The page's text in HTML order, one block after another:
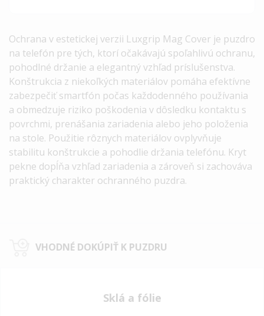
Ochrana v estetickej verzii Luxgrip Mag Cover je puzdro
na telefón pre tých, ktorí očakávajú spoľahlivú ochranu,
pohodlné držanie a elegantný vzhľad príslušenstva.
Konštrukcia z niekoľkých materiálov pomáha efektívne
zabezpečiť smartfón počas každodenného používania
a obmedzuje riziko poškodenia v dôsledku kontaktu s
povrchmi, prenášania zariadenia alebo jeho položenia
na stole. Použitie rôznych materiálov ovplyvňuje
stabilitu konštrukcie a pohodlie držania telefónu. Kryt
pekne dopĺňa vzhľad zariadenia a zároveň si zachováva
praktický charakter ochranného puzdra.
VHODNÉ DOKÚPIŤ K PUZDRU
Sklá a fólie